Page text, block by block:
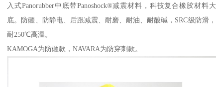
入式Panorubber中底带Panoshock®减震材料，科技复合橡胶材料大
底。防砸、防静电、后跟减震、耐磨、耐油、耐酸碱，SRC级防滑，
耐250℃高温。
KAMOGA为防砸款，NAVARA为防穿刺款。